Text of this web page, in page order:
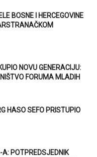
BOSNE I HERCEGOVINE
NOVU GENERACIJU:
FORUMA MLADIH
HASO SEFO PRISTUPIO
POTPREDSJEDNIK